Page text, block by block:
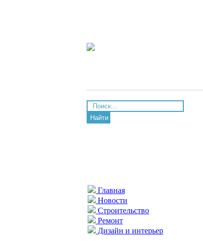
Найти
Главная
Новости
Строительство
Ремонт
Дизайн и интерьер